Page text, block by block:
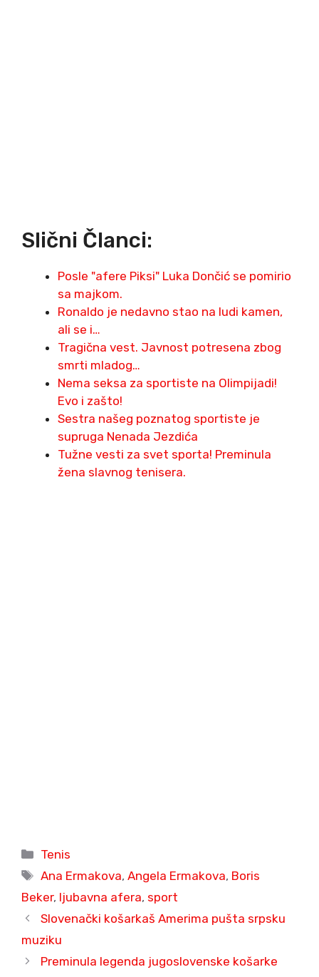
Slični Članci:
Posle "afere Piksi" Luka Dončić se pomirio
sa majkom.
Ronaldo je nedavno stao na ludi kamen,
ali se i…
Tragična vest. Javnost potresena zbog
smrti mladog…
Nema seksa za sportiste na Olimpijadi!
Evo i zašto!
Sestra našeg poznatog sportiste je
supruga Nenada Jezdića
Tužne vesti za svet sporta! Preminula
žena slavnog tenisera.
Categories
Tenis
Tags
Ana Ermakova,Angela Ermakova, Boris
Beker, ljubavna afera, sport
Slovenački košarkaš Amerima pušta srpsku
muziku
Preminula legenda jugoslovenske košarke